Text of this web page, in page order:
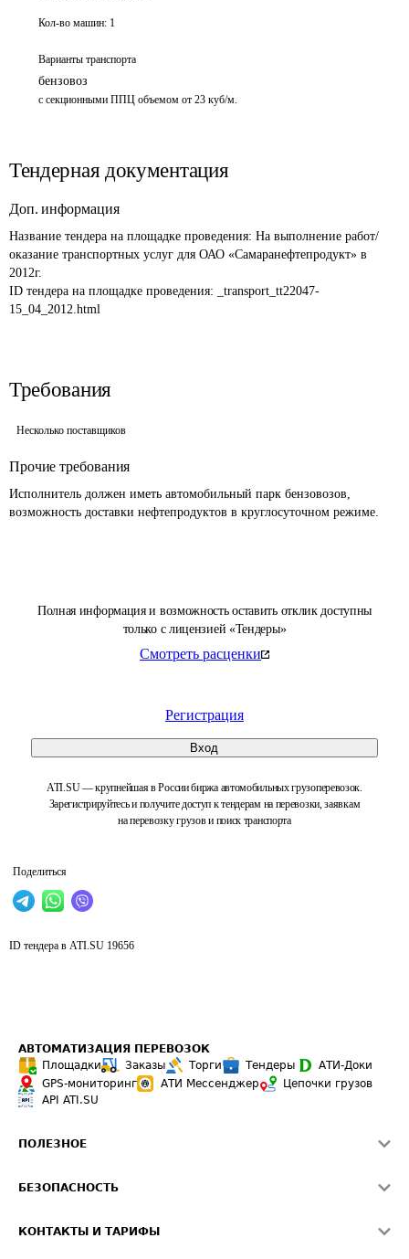
Полная информация и возможность оставить отклик доступны
только с лицензией «Тендеры»
Смотреть расценки
Регистрация
Вход
ATI.SU — крупнейшая в России биржа автомобильных грузоперевозок.
Зарегистрируйтесь и получите доступ к тендерам на перевозки, заявкам
на перевозку грузов и поиск транспорта
Поделиться
Кол-во машин: 1
Варианты транспорта
бензовоз
с секционными ППЦ объемом от 23 куб/м.
Тендерная документация
Доп. информация
Название тендера на площадке проведения: На выполнение работ/
оказание транспортных услуг для ОАО «Самаранефтепродукт» в
2012г.
ID тендера на площадке проведения:
_transport_tt22047-
15_04_2012.html
Требования
Несколько поставщиков
Прочие требования
Исполнитель должен иметь автомобильный парк бензовозов,
возможность доставки нефтепродуктов в круглосуточном режиме.
ID тендера в ATI.SU 19656
АВТОМАТИЗАЦИЯ ПЕРЕВОЗОК
Площадки
Заказы Торги Тендеры
АТИ-Доки
GPS-мониторинг
АТИ Мессенджер
Цепочки грузов
API ATI.SU
ПОЛЕЗНОЕ
Звезды ATI.SU на вашем сайте
БЕЗОПАСНОСТЬ
КОНТАКТЫ И ТАРИФЫ